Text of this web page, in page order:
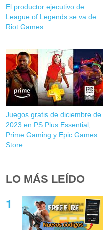
El productor ejecutivo de
League of Legends se va de
Riot Games
Juegos gratis de diciembre de
2023 en PS Plus Essential,
Prime Gaming y Epic Games
Store
LO MÁS LEÍDO